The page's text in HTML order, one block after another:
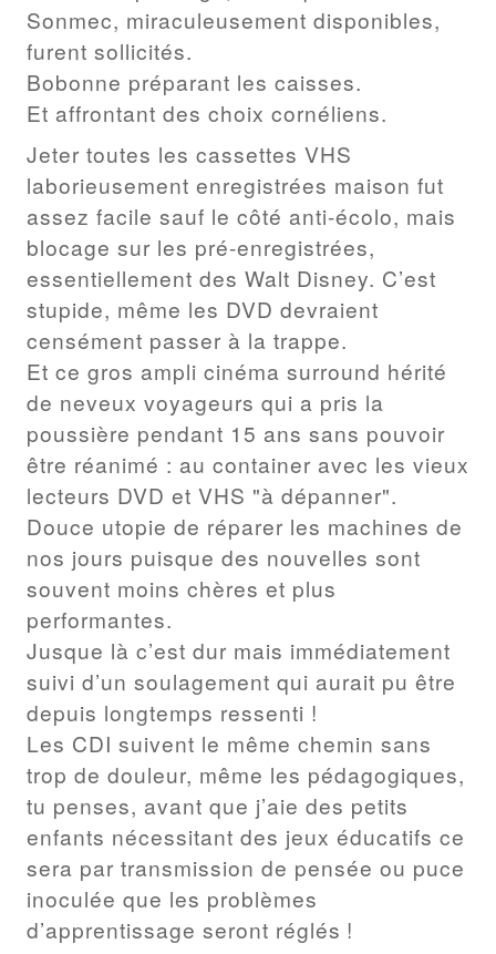
Sonmec, miraculeusement disponibles,
furent sollicités.
Bobonne préparant les caisses.
Et affrontant des choix cornéliens.
Jeter toutes les cassettes VHS
laborieusement enregistrées maison fut
assez facile sauf le côté anti-écolo, mais
blocage sur les pré-enregistrées,
essentiellement des Walt Disney. C’est
stupide, même les DVD devraient
censément passer à la trappe.
Et ce gros ampli cinéma surround hérité
de neveux voyageurs qui a pris la
poussière pendant 15 ans sans pouvoir
être réanimé : au container avec les vieux
lecteurs DVD et VHS "à dépanner".
Douce utopie de réparer les machines de
nos jours puisque des nouvelles sont
souvent moins chères et plus
performantes.
Jusque là c’est dur mais immédiatement
suivi d’un soulagement qui aurait pu être
depuis longtemps ressenti !
Les CDI suivent le même chemin sans
trop de douleur, même les pédagogiques,
tu penses, avant que j’aie des petits
enfants nécessitant des jeux éducatifs ce
sera par transmission de pensée ou puce
inoculée que les problèmes
d’apprentissage seront réglés !